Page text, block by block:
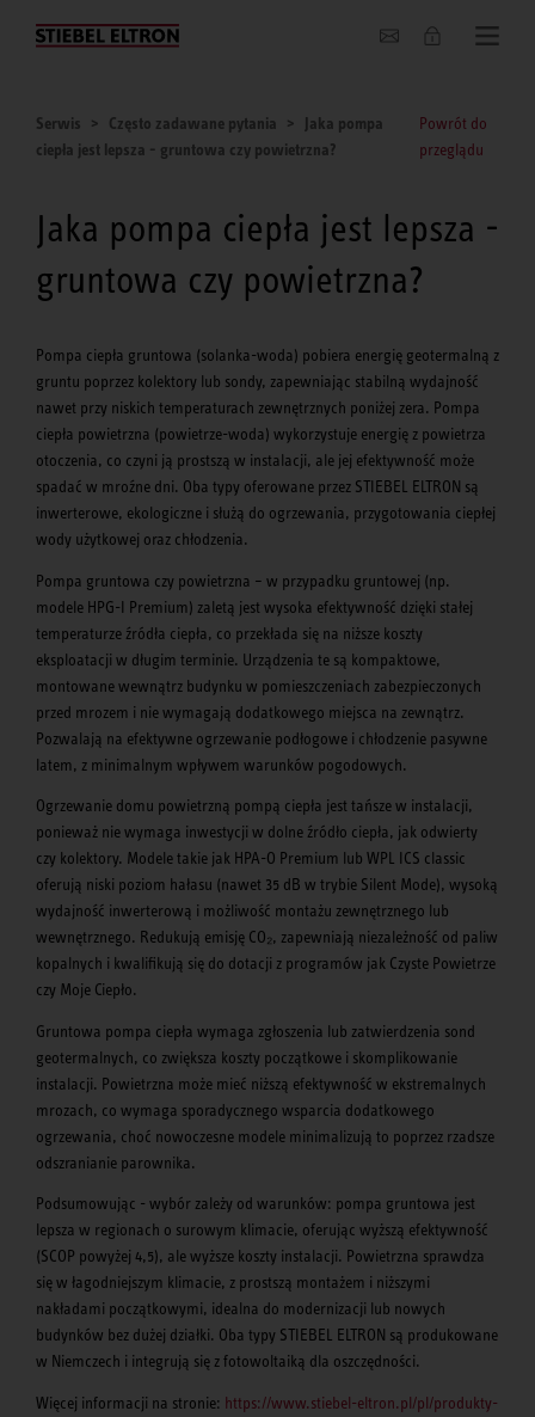
O nas
Serwis Często zadawane pytania
Jaka pompa
ciepła jest lepsza - gruntowa czy powietrzna?
Powrót do
przeglądu
Jaka pompa ciepła jest lepsza -
gruntowa czy powietrzna?
Pompa ciepła gruntowa (solanka-woda) pobiera energię geotermalną z
gruntu poprzez kolektory lub sondy, zapewniając stabilną wydajność
nawet przy niskich temperaturach zewnętrznych poniżej zera. Pompa
ciepła powietrzna (powietrze-woda) wykorzystuje energię z powietrza
otoczenia, co czyni ją prostszą w instalacji, ale jej efektywność może
spadać w mroźne dni. Oba typy oferowane przez STIEBEL ELTRON są
inwerterowe, ekologiczne i służą do ogrzewania, przygotowania ciepłej
wody użytkowej oraz chłodzenia.
Pompa gruntowa czy powietrzna – w przypadku gruntowej (np.
modele HPG-I Premium) zaletą jest wysoka efektywność dzięki stałej
temperaturze źródła ciepła, co przekłada się na niższe koszty
eksploatacji w długim terminie. Urządzenia te są kompaktowe,
montowane wewnątrz budynku w pomieszczeniach zabezpieczonych
przed mrozem i nie wymagają dodatkowego miejsca na zewnątrz.
Pozwalają na efektywne ogrzewanie podłogowe i chłodzenie pasywne
latem, z minimalnym wpływem warunków pogodowych.
Ogrzewanie domu powietrzną pompą ciepła jest tańsze w instalacji,
ponieważ nie wymaga inwestycji w dolne źródło ciepła, jak odwierty
czy kolektory. Modele takie jak HPA-O Premium lub WPL ICS classic
oferują niski poziom hałasu (nawet 35 dB w trybie Silent Mode), wysoką
wydajność inwerterową i możliwość montażu zewnętrznego lub
wewnętrznego. Redukują emisję CO₂, zapewniają niezależność od paliw
kopalnych i kwalifikują się do dotacji z programów jak Czyste Powietrze
czy Moje Ciepło.
Gruntowa pompa ciepła wymaga zgłoszenia lub zatwierdzenia sond
geotermalnych, co zwiększa koszty początkowe i skomplikowanie
instalacji. Powietrzna może mieć niższą efektywność w ekstremalnych
mrozach, co wymaga sporadycznego wsparcia dodatkowego
ogrzewania, choć nowoczesne modele minimalizują to poprzez rzadsze
odszranianie parownika.
Podsumowując - wybór zależy od warunków: pompa gruntowa jest
lepsza w regionach o surowym klimacie, oferując wyższą efektywność
(SCOP powyżej 4,5), ale wyższe koszty instalacji. Powietrzna sprawdza
się w łagodniejszym klimacie, z prostszą montażem i niższymi
nakładami początkowymi, idealna do modernizacji lub nowych
budynków bez dużej działki. Oba typy STIEBEL ELTRON są produkowane
w Niemczech i integrują się z fotowoltaiką dla oszczędności.
Więcej informacji na stronie: https://www.stiebel-eltron.pl/pl/produkty-